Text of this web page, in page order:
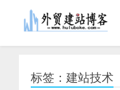
标签：建站技术